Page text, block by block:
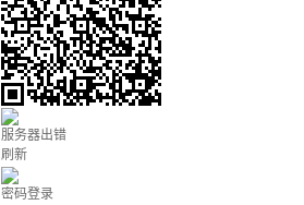
服务器出错
刷新
密码登录